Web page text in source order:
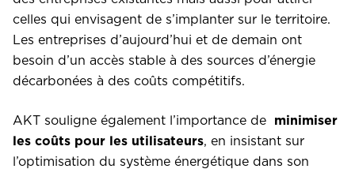
celles qui envisagent de s’implanter sur le territoire.
Les entreprises d’aujourd’hui et de demain ont
besoin d’un accès stable à des sources d’énergie
décarbonées à des coûts compétitifs.
AKT souligne également l’importance de minimiser
les coûts pour les utilisateurs, en insistant sur
l’optimisation du système énergétique dans son